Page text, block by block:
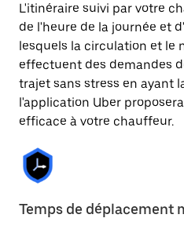
L'itinéraire suivi par votre
de l'heure de la journée et
lesquels la circulation et le
effectuent des demandes
trajet sans stress en ayant
l'application Uber
efficace à votre chauffeur.
Temps de déplacement